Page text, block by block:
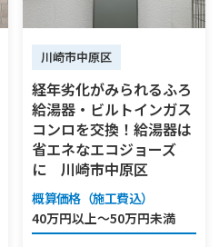
川崎市中原区
経年劣化がみられるふろ
給湯器・ビルトインガス
コンロを交換！給湯器は
省エネなエコジョーズ
に 川崎市中原区
概算価格（施工費込）
40万円以上～50万円未満